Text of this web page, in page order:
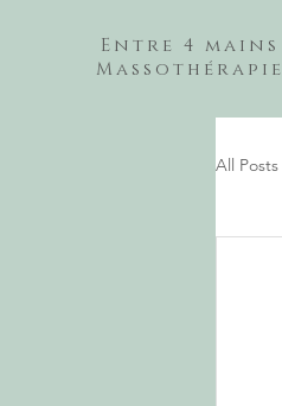
Entre 4 mains
Massothérapie
All Posts